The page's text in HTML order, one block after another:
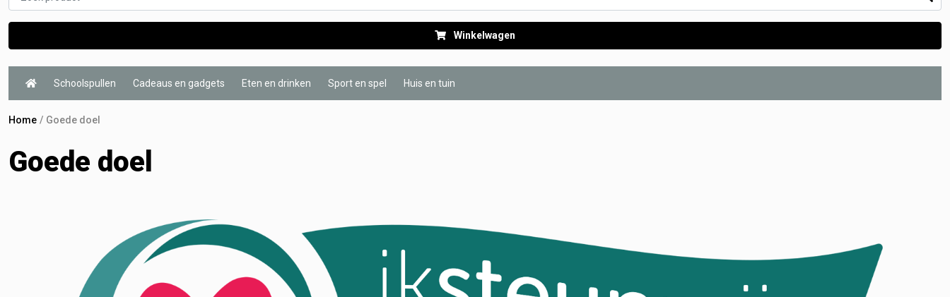
Winkelwagen
Schoolspullen Cadeaus en gadgets Eten en drinken Sport en spel Huis en tuin
Home Goede doel
Goede doel